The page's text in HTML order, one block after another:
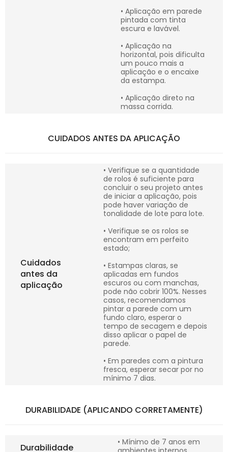
• Aplicação em parede
pintada com tinta
escura e lavável.
• Aplicação na
horizontal, pois dificulta
um pouco mais a
aplicação e o encaixe
da estampa.
• Aplicação direto na
massa corrida.
CUIDADOS ANTES DA APLICAÇÃO
Cuidados
antes da
aplicação
• Verifique se a quantidade
de rolos é suficiente para
concluir o seu projeto antes
de iniciar a aplicação, pois
pode haver variação de
tonalidade de lote para lote.
• Verifique se os rolos se
encontram em perfeito
estado;
• Estampas claras, se
aplicadas em fundos
escuros ou com manchas,
pode não cobrir 100%. Nesses
casos, recomendamos
pintar a parede com um
fundo claro, esperar o
tempo de secagem e depois
disso aplicar o papel de
parede.
• Em paredes com a pintura
fresca, esperar secar por no
mínimo 7 dias.
DURABILIDADE (APLICANDO CORRETAMENTE)
Durabilidade
• Mínimo de 7 anos em